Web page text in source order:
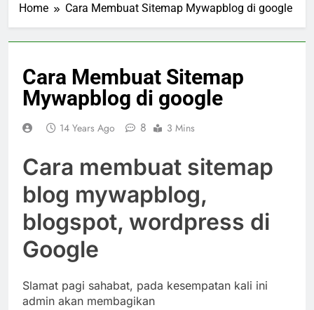
Home Cara Membuat Sitemap Mywapblog di google
Cara Membuat Sitemap
Mywapblog di google
14 Years Ago 8 3 Mins
Cara membuat sitemap
blog mywapblog,
blogspot, wordpress di
Google
Slamat pagi sahabat, pada kesempatan kali ini
admin akan membagikan